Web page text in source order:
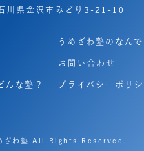
川県金沢市みどり3-21-10
んな塾？
うめざわ塾のなん
お問い合わせ
プライバシーポリシ
ざわ塾 All Rights Reserved.